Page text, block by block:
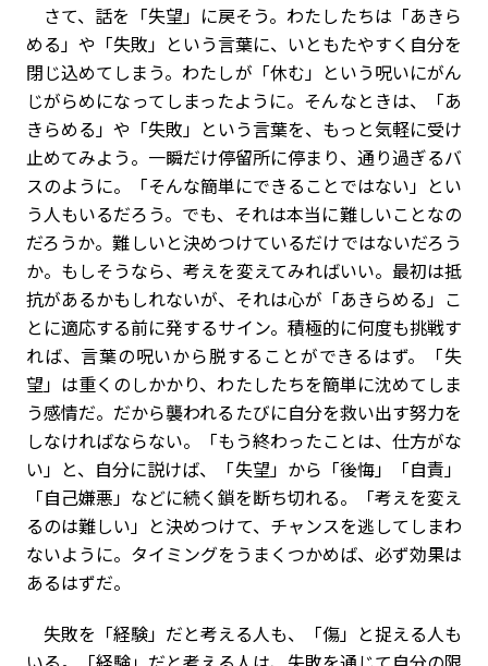
さて、話を「失望」に戻そう。わたしたちは「あきら
める」や「失敗」という言葉に、いともたやすく自分を
閉じ込めてしまう。わたしが「休む」という呪いにがん
じがらめになってしまったように。そんなときは、「あ
きらめる」や「失敗」という言葉を、もっと気軽に受け
止めてみよう。一瞬だけ停留所に停まり、通り過ぎるバ
スのように。「そんな簡単にできることではない」とい
う人もいるだろう。でも、それは本当に難しいことなの
だろうか。難しいと決めつけているだけではないだろう
か。もしそうなら、考えを変えてみればいい。最初は抵
抗があるかもしれないが、それは心が「あきらめる」こ
とに適応する前に発するサイン。積極的に何度も挑戦す
れば、言葉の呪いから脱することができるはず。「失
望」は重くのしかかり、わたしたちを簡単に沈めてしま
う感情だ。だから襲われるたびに自分を救い出す努力を
しなければならない。「もう終わったことは、仕方がな
い」と、自分に説けば、「失望」から「後悔」「自責」
「自己嫌悪」などに続く鎖を断ち切れる。「考えを変え
るのは難しい」と決めつけて、チャンスを逃してしまわ
ないように。タイミングをうまくつかめば、必ず効果は
あるはずだ。
失敗を「経験」だと考える人も、「傷」と捉える人も